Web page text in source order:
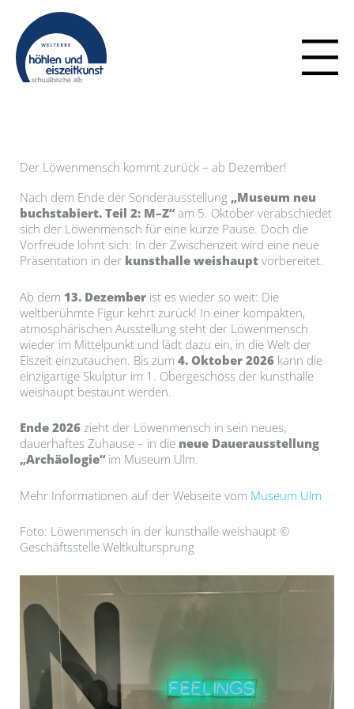
Inhalt
springen
Der Löwenmensch kommt zurück – ab Dezember!
Nach dem Ende der Sonderausstellung „Museum neu
buchstabiert. Teil 2: M–Z“ am 5. Oktober verabschiedet
sich der Löwenmensch für eine kurze Pause. Doch die
Vorfreude lohnt sich: In der Zwischenzeit wird eine neue
Präsentation in der kunsthalle weishaupt vorbereitet.
Ab dem 13. Dezember ist es wieder so weit: Die
weltberühmte Figur kehrt zurück! In einer kompakten,
atmosphärischen Ausstellung steht der Löwenmensch
wieder im Mittelpunkt und lädt dazu ein, in die Welt der
Eiszeit einzutauchen. Bis zum 4. Oktober 2026 kann die
einzigartige Skulptur im 1. Obergeschoss der kunsthalle
weishaupt bestaunt werden.
Ende 2026 zieht der Löwenmensch in sein neues,
dauerhaftes Zuhause – in die neue Dauerausstellung
„Archäologie“ im Museum Ulm.
Mehr Informationen auf der Webseite vom Museum Ulm
Foto: Löwenmensch in der kunsthalle weishaupt ©
Geschäftsstelle Weltkultursprung